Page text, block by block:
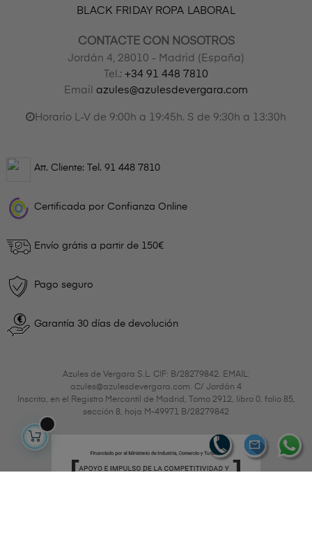
BLACK FRIDAY ROPA LABORAL
CONTACTE CON NOSOTROS
Jordán 4, 28010 - Madrid (España)
Tel.: +34 91 448 7810
Email azules@azulesdevergara.com
Horario L-V de 9:00h a 19:45h. S de 9:30h a 13:30h
Att. Cliente: Tel. 91 448 7810
Certificada por Confianza Online
Envío grátis a partir de 150€
Pago seguro
Garantía 30 días de devolución
Azules de Vergara S.L. CIF: B/28279842. EMAIL:
azules@azulesdevergara.com. C/ Jordán 4
Inscrita, en el Registro Mercantil de Madrid, Tomo 2912, libro 0, folio 85,
sección 8, hoja M-49971 B/28279842